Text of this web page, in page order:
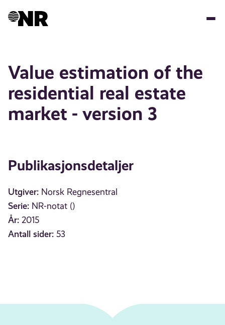
Value estimation of the
residential real estate
market - version 3
Publikasjonsdetaljer
Utgiver: Norsk Regnesentral
Serie: NR-notat ()
År: 2015
Antall sider: 53